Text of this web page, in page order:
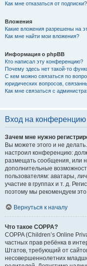
Как мне отказаться от подписки?
Вложения
Какие вложения разрешены на
Как мне найти мои вложения?
Информация о phpBB
Кто написал эту конференцию?
Почему здесь нет такой-то
С кем можно связаться по
юридических вопросов,
Как мне связаться с
Вход на конференцию
Зачем мне нужно
Вы можете этого и не
настроил конференцию:
размещать сообщения, или
дополнительные
пользователям: аватары,
участие в группах и т. д.
поэтому мы рекомендуем это
Вернуться к началу
Что такое COPPA?
COPPA (Children’s Online
частных прав ребёнка в
Штатов, требующий от
несовершеннолетних